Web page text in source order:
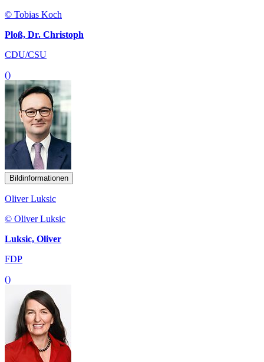
© Tobias Koch
Ploß, Dr. Christoph
CDU/CSU
()
Bildinformationen
Oliver Luksic
© Oliver Luksic
Luksic, Oliver
FDP
()